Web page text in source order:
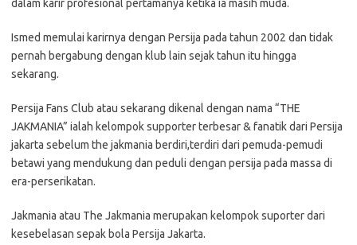
dalam karir profesional pertamanya ketika ia masih muda.
Ismed memulai karirnya dengan Persija pada tahun 2002 dan tidak
pernah bergabung dengan klub lain sejak tahun itu hingga
sekarang.
Persija Fans Club atau sekarang dikenal dengan nama “THE
JAKMANIA” ialah kelompok supporter terbesar & fanatik dari Persija
jakarta sebelum the jakmania berdiri,terdiri dari pemuda-pemudi
betawi yang mendukung dan peduli dengan persija pada massa di
era-perserikatan.
Jakmania atau The Jakmania merupakan kelompok suporter dari
kesebelasan sepak bola Persija Jakarta.